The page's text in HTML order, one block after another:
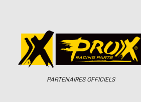
PARTENAIRES OFFICIELS